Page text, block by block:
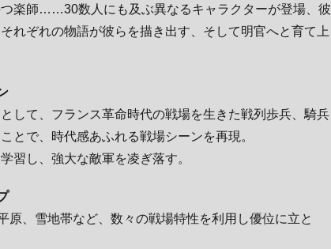
楽師……30数人にも及ぶ異なるキャラクターが登場、彼
れぞれの物語が彼らを描き出す、そして明官へと育て上
して、フランス革命時代の戦場を生きた戦列歩兵、騎兵
とで、時代感あふれる戦場シーンを再現。
習し、強大な敵軍を凌ぎ落す。
原、雪地帯など、数々の戦場特性を利用し優位に立と